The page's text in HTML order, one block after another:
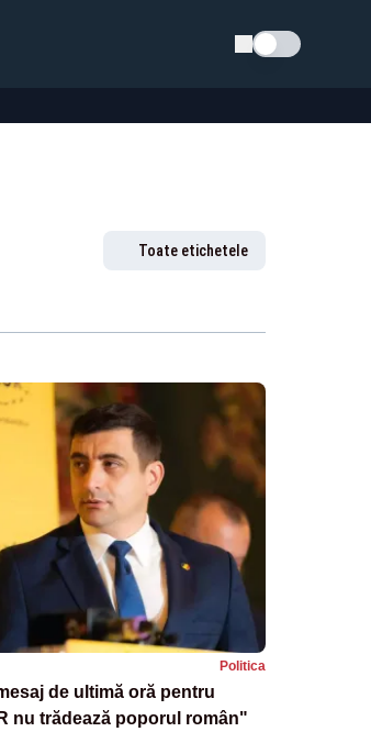
Schimba tema
Toate etichetele
Politica
de ultimă oră pentru
nu trădează poporul român"